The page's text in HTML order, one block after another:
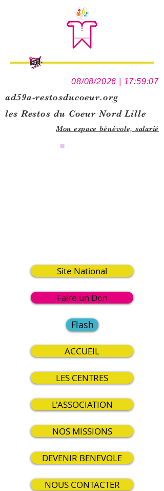
08/08/2026 | 17:59:07
ad59a-restosducoeur.org
les Restos du Coeur Nord Lille
Mon espace bénévole, salarié
Site National
Faire un Don
Flash
ACCUEIL
LES CENTRES
L'ASSOCIATION
NOS MISSIONS
DEVENIR BENEVOLE
NOUS CONTACTER